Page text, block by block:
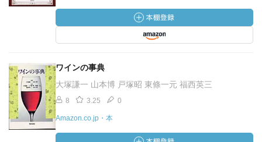
ワインの事典
大塚謙一 山本博 戸塚昭 東條一元 福西英三
8 3.25 0
Amazon.co.jp・本